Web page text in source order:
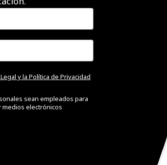
y la Política de Privacidad
sean empleados para
medios electrónicos